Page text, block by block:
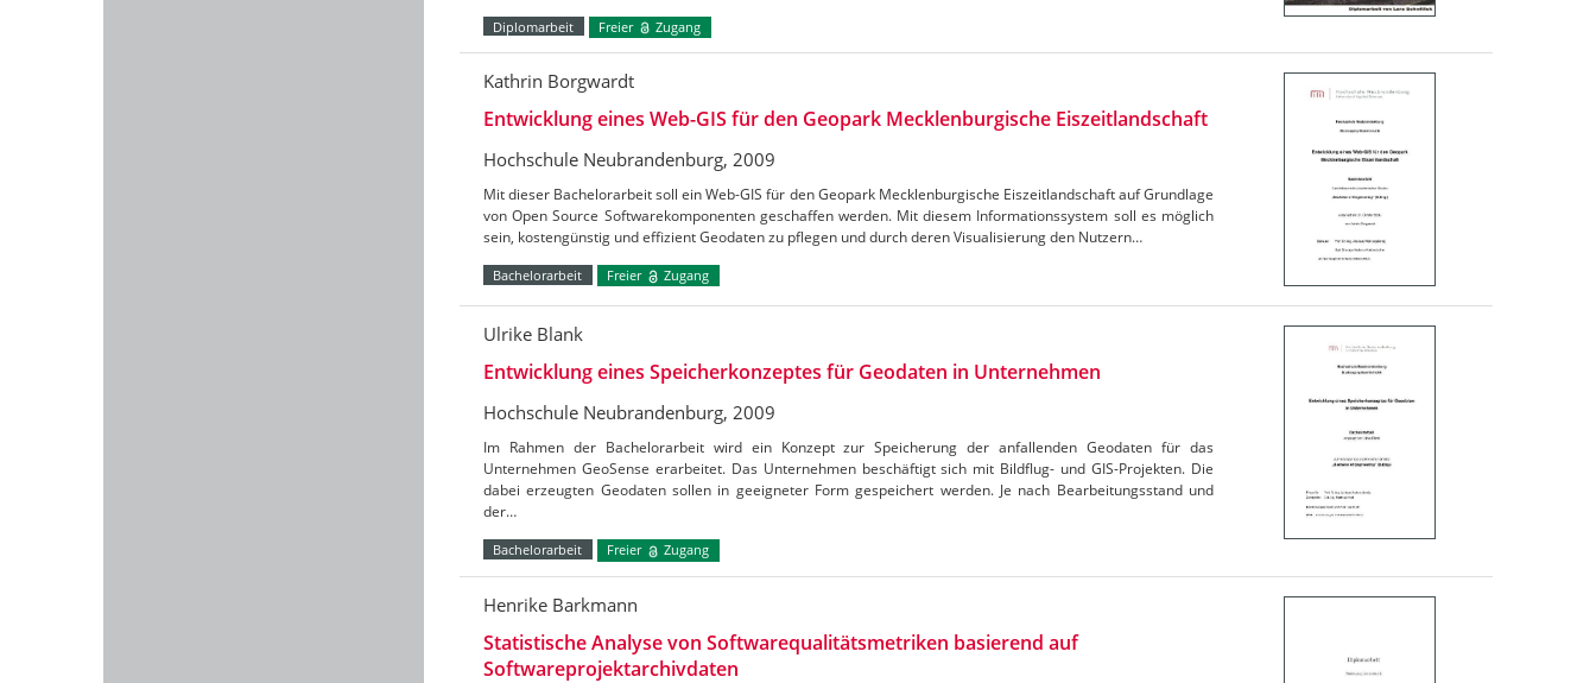
Diplomarbeit Freier Zugang
Kathrin Borgwardt
Entwicklung eines Web-GIS für den Geopark Mecklenburgische Eiszeitlandschaft
Hochschule Neubrandenburg, 2009
Mit dieser Bachelorarbeit soll ein Web-GIS für den Geopark Mecklenburgische Eiszeitlandschaft auf Grundlage
von Open Source Softwarekomponenten geschaffen werden. Mit diesem Informationssystem soll es möglich
sein, kostengünstig und effizient Geodaten zu pflegen und durch deren Visualisierung den Nutzern…
Bachelorarbeit Freier Zugang
Ulrike Blank
Entwicklung eines Speicherkonzeptes für Geodaten in Unternehmen
Hochschule Neubrandenburg, 2009
Im Rahmen der Bachelorarbeit wird ein Konzept zur Speicherung der anfallenden Geodaten für das
Unternehmen GeoSense erarbeitet. Das Unternehmen beschäftigt sich mit Bildflug- und GIS-Projekten. Die
dabei erzeugten Geodaten sollen in geeigneter Form gespeichert werden. Je nach Bearbeitungsstand und
der…
Bachelorarbeit Freier Zugang
Henrike Barkmann
Statistische Analyse von Softwarequalitätsmetriken basierend auf
Softwareprojektarchivdaten